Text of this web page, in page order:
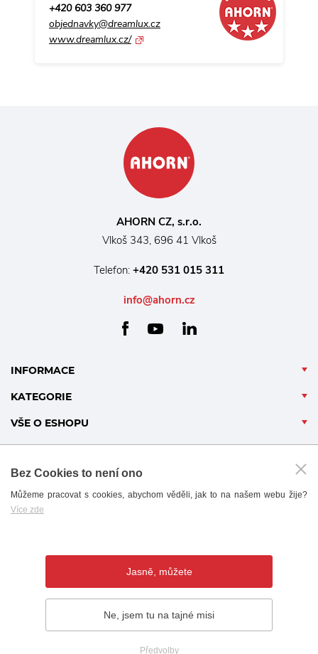
+420 603 360 977
objednavky@dreamlux.cz
www.dreamlux.cz/
AHORN CZ, s.r.o.
Vlkoš 343, 696 41 Vlkoš
Telefon: +420 531 015 311
info@ahorn.cz
facebook youtube
INFORMACE
KATEGORIE
VŠE O ESHOPU
B2B - PARTNERSKÝ PORTÁL
© 2019 - 2026 AHORN CZ, s.r.o. |
Bez Cookies to není ono
Můžeme pracovat s cookies, abychom věděli, jak to na našem webu žije?
Více zde
Jasně, můžete
Ne, jsem tu na tajné misi
Předvolby